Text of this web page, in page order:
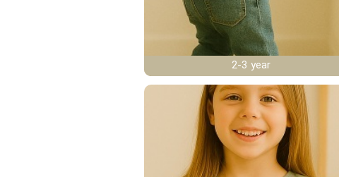
2-3 year